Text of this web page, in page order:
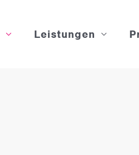
Leistungen